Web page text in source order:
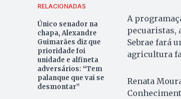
RELACIONADAS
Único senador na
chapa, Alexandre
Guimarães diz que
prioridade foi
unidade e alfineta
adversários: “Tem
palanque que vai se
desmontar”
A
pecuaristas,
Sebrae fará
agricultura
Renata